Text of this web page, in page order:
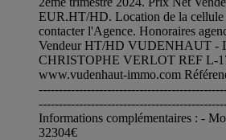
EUR.HT/HD. Location de la cellule
contacter l'Agence. Honoraires
Vendeur HT/HD VUDENHAUT -
CHRISTOPHE VERLOT REF L-
www.vudenhaut-immo.com
Informations complémentaires : -
32304€